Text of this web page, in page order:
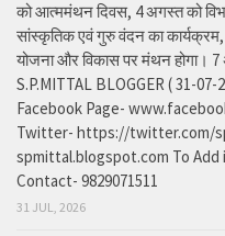
को आत्ममंथन दिवस, 4 अगस्त को
सांस्कृतिक एवं गुरु वंदन का कार्यक्रम,
योजना और विकास पर मंथन होगा। 7
S.P.MITTAL BLOGGER ( 31-
Facebook Page-
Twitter- https://twitter.com/
spmittal.blogspot.com To Add
Contact- 9829071511
31 JUL, 2026